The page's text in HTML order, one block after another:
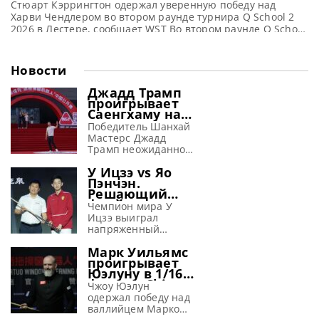
Стюарт Кэррингтон одержал уверенную победу над
Харви Чендлером во втором раунде турнира Q School 2
2026 в Лестере, сообщает WST Во втором раунде Q School
Чендлером со счетом 4-1. Этот старт был особенно важен
для Кэррингтона, поскольку он был вынужден пропустить
Новости
Джадд Трамп
проигрывает
Саенгхаму на
турнире в
Тайюане
(видео)
Победитель Шанхай
Мастерс Джадд
Трамп неожиданно
поражение от
Ноппона Саенгхама
со счетом 3-6 в 1/16
финала на турнире
China Open 2026 в
Тайюане Первый
рейтинге Джадд
Трамп проиграл
тайцу Ноппону
Саенгхаму со счетом
3-6 в 1/16 финала
China Open 2026.
У Ицзэ vs Яо
Пэнчэн.
Решающий
фрейм матча
1/16 финала
China Open
2026 (видео)
Чемпион мира У
Ицзэ выиграл
напряженный
Яо Пэнчэна со
счетом 6-5 и
завоевал место в 1/8
финала на турнире
China Open 2026 в
Тайюане
Марк Уильямс
проигрывает
Юэлуну в 1/16
финала China
Open 2026
(видео)
Чжоу Юэлун
одержал победу над
валлийцем Марком